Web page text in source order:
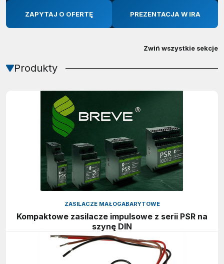
ZAPYTAJ O OFERTĘ PREZENTACJA W IRA
Zwiń wszystkie sekcje
Produkty
ZASILACZE MAŁOGABARYTOWE
Kompaktowe zasilacze impulsowe z serii PSR na
szynę DIN